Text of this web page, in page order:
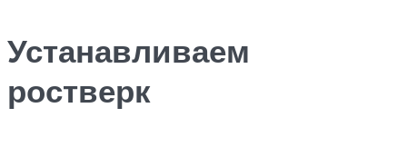
Устанавливаем
ростверк